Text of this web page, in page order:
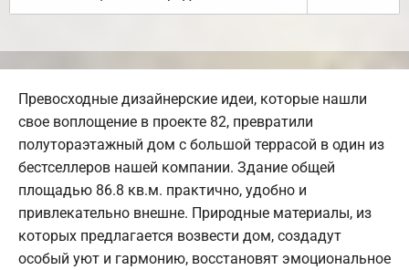
Превосходные дизайнерские идеи, которые нашли
свое воплощение в проекте 82, превратили
полутораэтажный дом с большой террасой в один из
бестселлеров нашей компании. Здание общей
площадью 86.8 кв.м. практично, удобно и
привлекательно внешне. Природные материалы, из
которых предлагается возвести дом, создадут
особый уют и гармонию, восстановят эмоциональное